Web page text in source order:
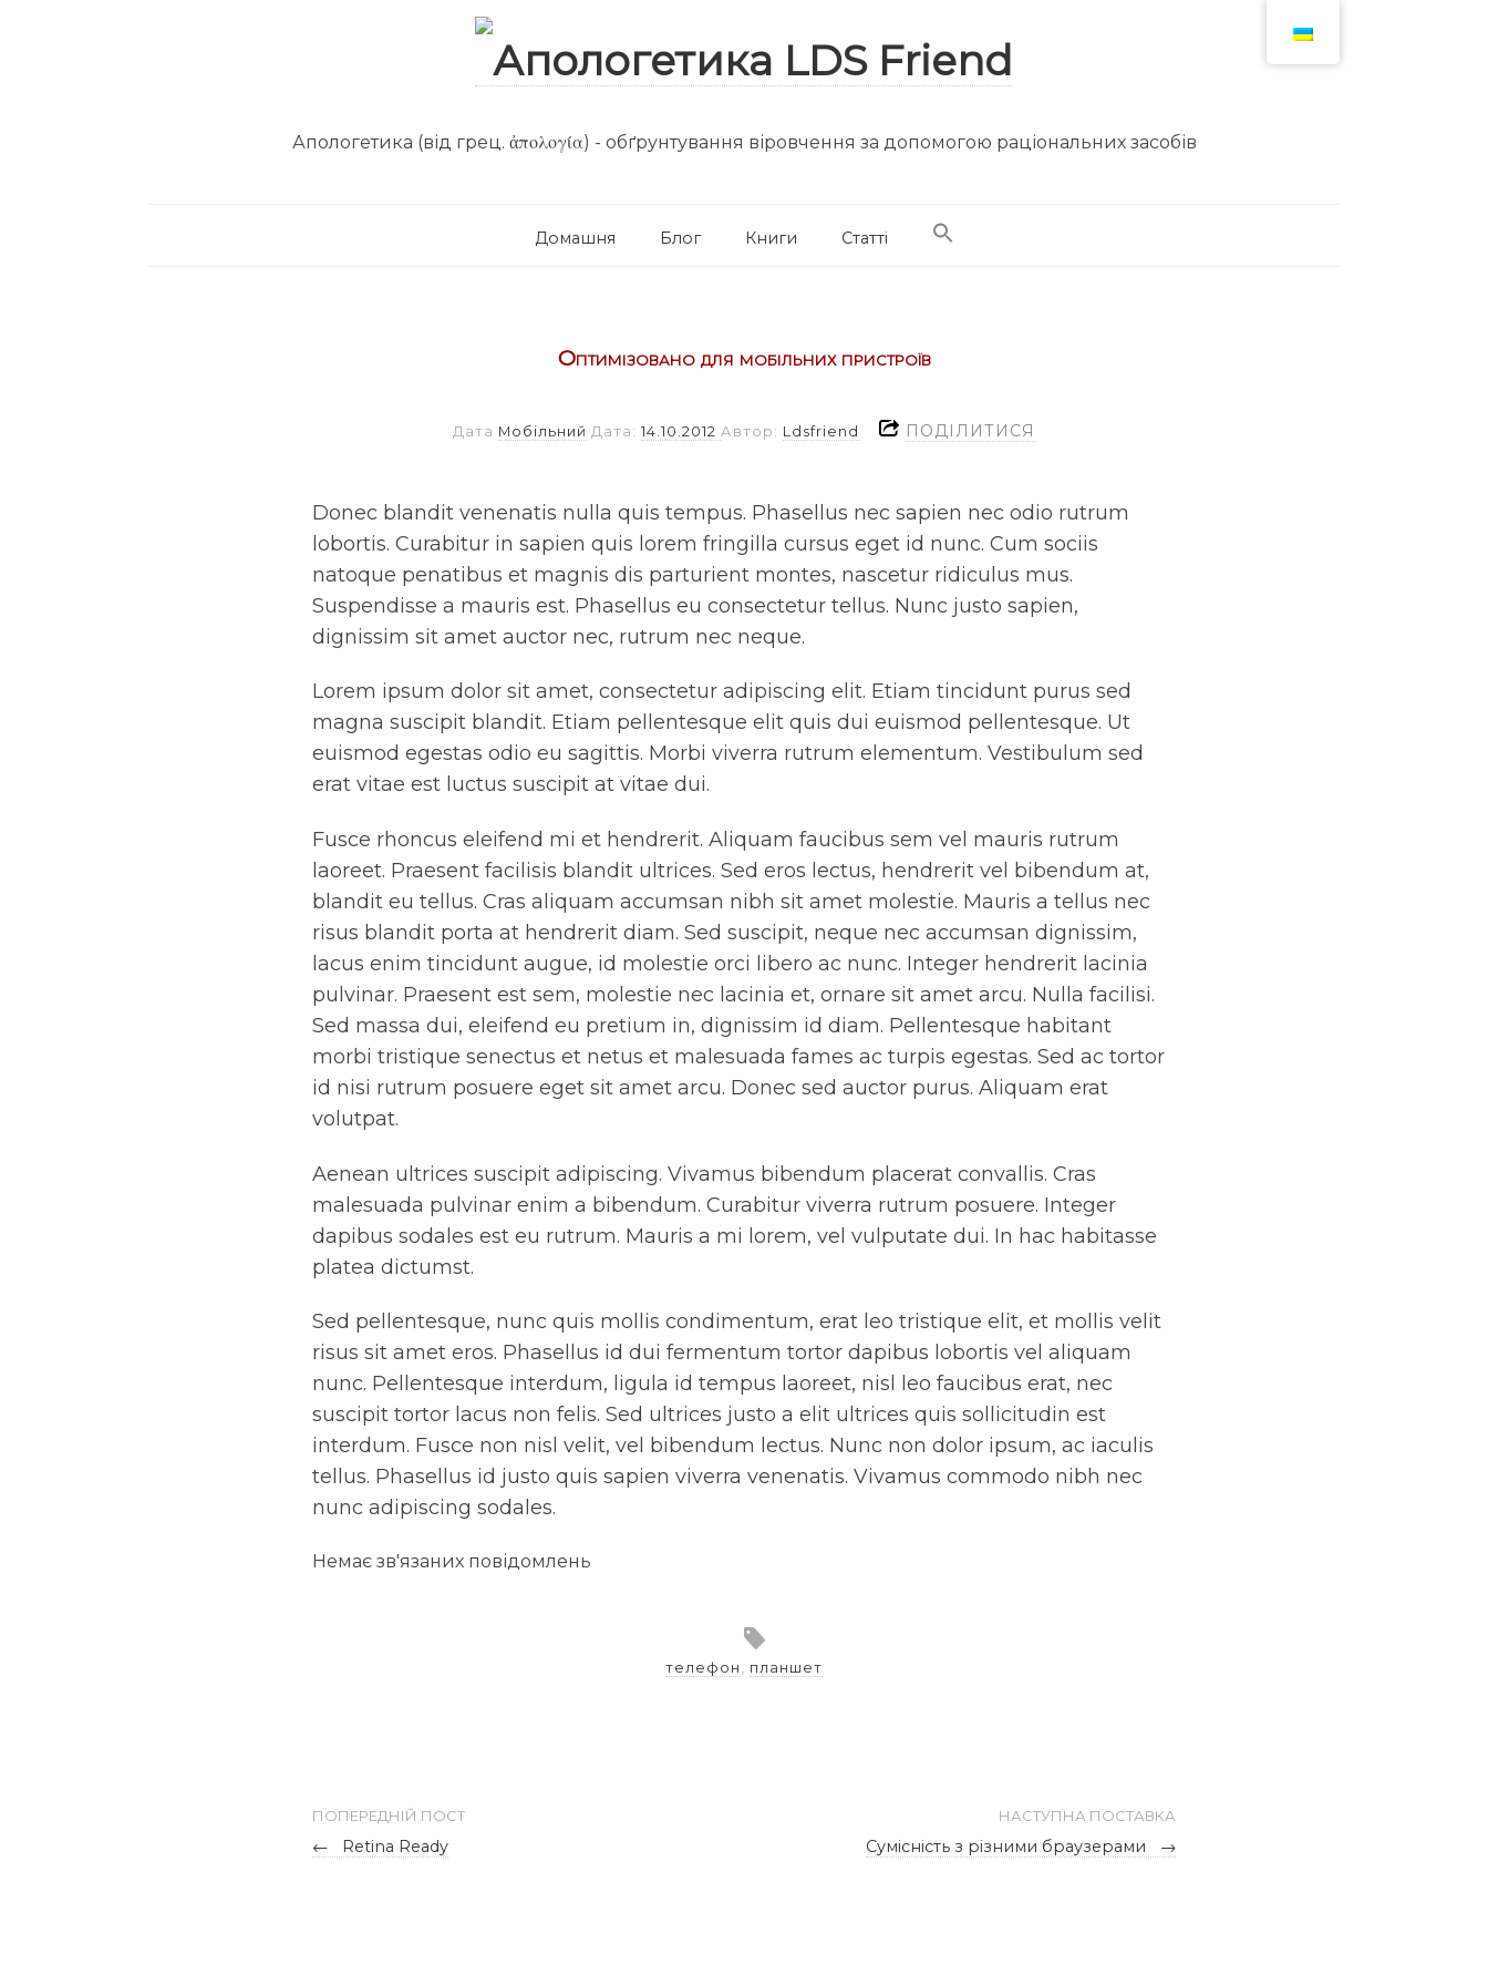
Апологетика (від грец. ἀπολογία) - обґрунтування віровчення за допомогою раціональних засобів
Домашня Блог Книги Статті
Оптимізовано для мобільних пристроїв
Дата Мобільний Дата: 14.10.2012 Автор: Ldsfriend ПОДІЛИТИСЯ
Donec blandit venenatis nulla quis tempus. Phasellus nec sapien nec odio rutrum
lobortis. Curabitur in sapien quis lorem fringilla cursus eget id nunc. Cum sociis
natoque penatibus et magnis dis parturient montes, nascetur ridiculus mus.
Suspendisse a mauris est. Phasellus eu consectetur tellus. Nunc justo sapien,
dignissim sit amet auctor nec, rutrum nec neque.
Lorem ipsum dolor sit amet, consectetur adipiscing elit. Etiam tincidunt purus sed
magna suscipit blandit. Etiam pellentesque elit quis dui euismod pellentesque. Ut
euismod egestas odio eu sagittis. Morbi viverra rutrum elementum. Vestibulum sed
erat vitae est luctus suscipit at vitae dui.
Fusce rhoncus eleifend mi et hendrerit. Aliquam faucibus sem vel mauris rutrum
laoreet. Praesent facilisis blandit ultrices. Sed eros lectus, hendrerit vel bibendum at,
blandit eu tellus. Cras aliquam accumsan nibh sit amet molestie. Mauris a tellus nec
risus blandit porta at hendrerit diam. Sed suscipit, neque nec accumsan dignissim,
lacus enim tincidunt augue, id molestie orci libero ac nunc. Integer hendrerit lacinia
pulvinar. Praesent est sem, molestie nec lacinia et, ornare sit amet arcu. Nulla facilisi.
Sed massa dui, eleifend eu pretium in, dignissim id diam. Pellentesque habitant
morbi tristique senectus et netus et malesuada fames ac turpis egestas. Sed ac tortor
id nisi rutrum posuere eget sit amet arcu. Donec sed auctor purus. Aliquam erat
volutpat.
Aenean ultrices suscipit adipiscing. Vivamus bibendum placerat convallis. Cras
malesuada pulvinar enim a bibendum. Curabitur viverra rutrum posuere. Integer
dapibus sodales est eu rutrum. Mauris a mi lorem, vel vulputate dui. In hac habitasse
platea dictumst.
Sed pellentesque, nunc quis mollis condimentum, erat leo tristique elit, et mollis velit
risus sit amet eros. Phasellus id dui fermentum tortor dapibus lobortis vel aliquam
nunc. Pellentesque interdum, ligula id tempus laoreet, nisl leo faucibus erat, nec
suscipit tortor lacus non felis. Sed ultrices justo a elit ultrices quis sollicitudin est
interdum. Fusce non nisl velit, vel bibendum lectus. Nunc non dolor ipsum, ac iaculis
tellus. Phasellus id justo quis sapien viverra venenatis. Vivamus commodo nibh nec
nunc adipiscing sodales.
Немає зв'язаних повідомлень
телефон , планшет
ПОПЕРЕДНІЙ ПОСТ
← Retina Ready
НАСТУПНА ПОСТАВКА
Сумісність з різними браузерами →